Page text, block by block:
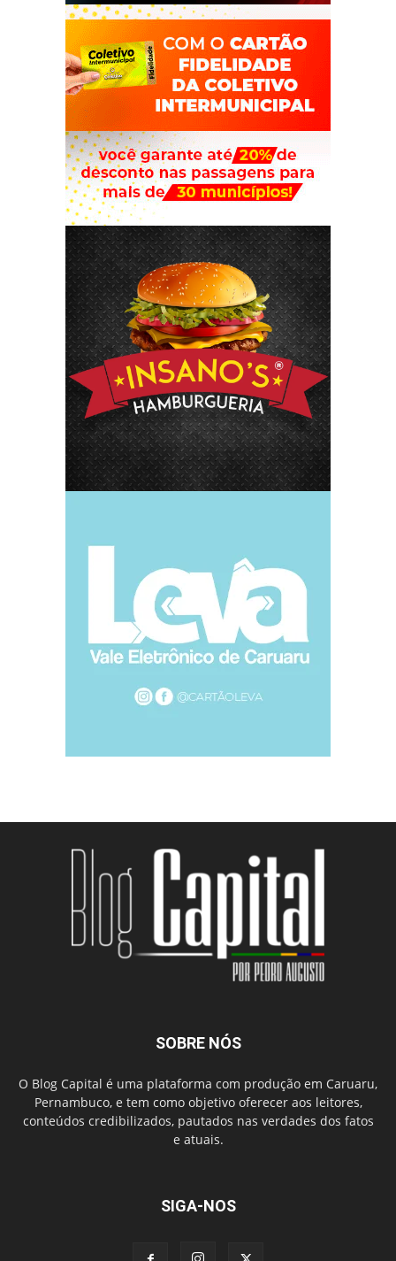
SOBRE NÓS
O Blog Capital é uma plataforma com produção em Caruaru,
Pernambuco, e tem como objetivo oferecer aos leitores,
conteúdos credibilizados, pautados nas verdades dos fatos
e atuais.
SIGA-NOS